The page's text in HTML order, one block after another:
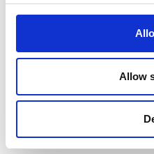
Allow
Réception de